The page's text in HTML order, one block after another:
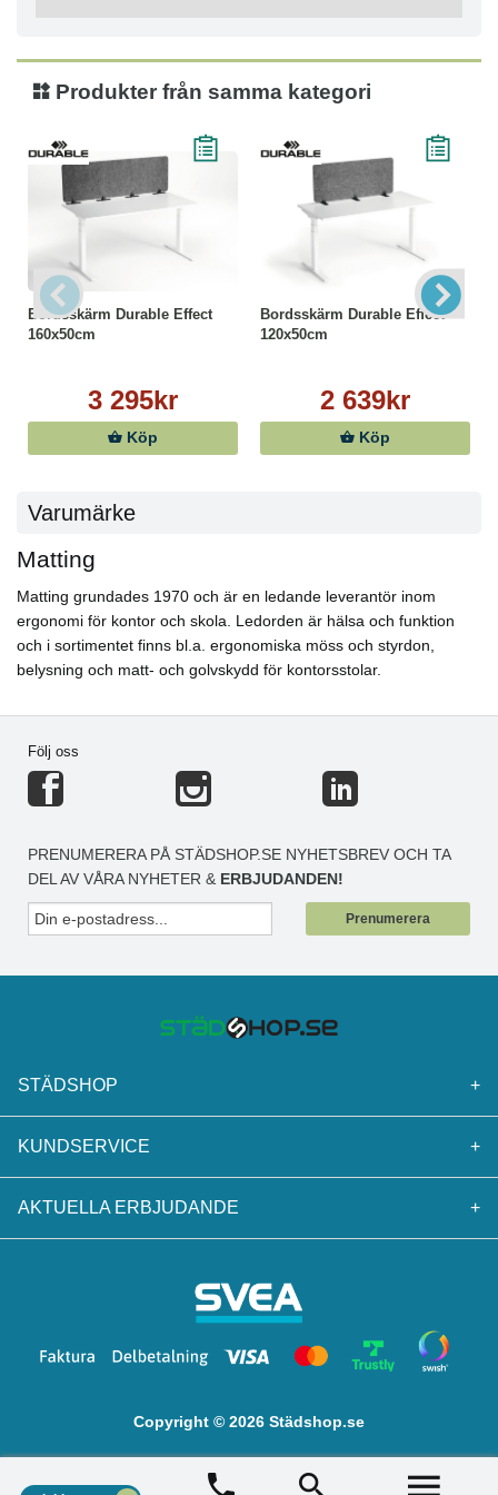
Produkter från samma kategori
Bordsskärm Durable Effect
160x50cm
3 295kr
Köp
Bordsskärm Durable Effect
120x50cm
2 639kr
Köp
Varumärke
Matting
Matting grundades 1970 och är en ledande leverantör inom
ergonomi för kontor och skola. Ledorden är hälsa och funktion
och i sortimentet finns bl.a. ergonomiska möss och styrdon,
belysning och matt- och golvskydd för kontorsstolar.
Följ oss
PRENUMERERA PÅ STÄDSHOP.SE NYHETSBREV OCH TA
DEL AV VÅRA NYHETER & ERBJUDANDEN!
Prenumerera
STÄDSHOP +
KUNDSERVICE +
AKTUELLA ERBJUDANDE +
Copyright © 2026 Städshop.se